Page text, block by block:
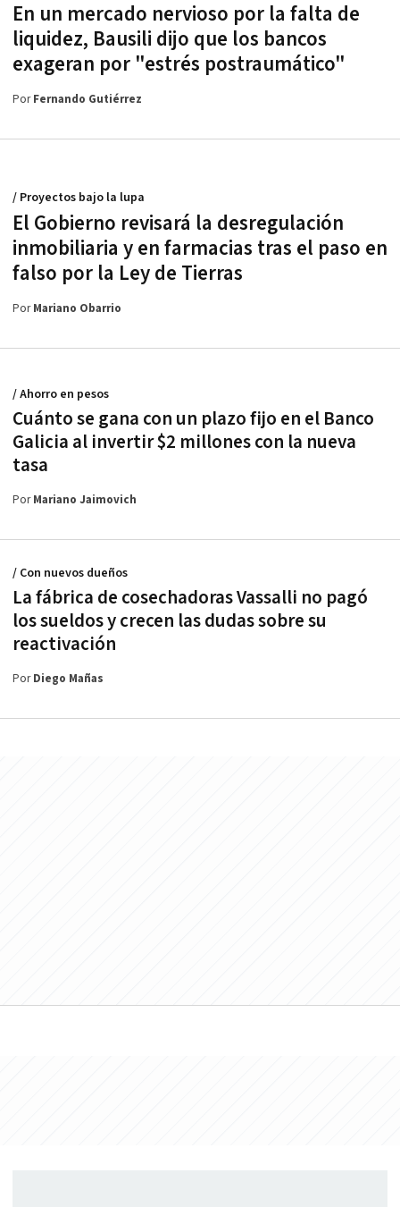
En un mercado nervioso por la falta de
liquidez, Bausili dijo que los bancos
exageran por "estrés postraumático"
PorFernando Gutiérrez
El Gobierno revisará la desregulación
inmobiliaria y en farmacias tras el paso en
falso por la Ley de Tierras
/ Proyectos bajo la lupa
PorMariano Obarrio
Cuánto se gana con un plazo fijo en el Banco
Galicia al invertir $2 millones con la nueva
tasa
/ Ahorro en pesos
PorMariano Jaimovich
La fábrica de cosechadoras Vassalli no pagó
los sueldos y crecen las dudas sobre su
reactivación
/ Con nuevos dueños
PorDiego Mañas